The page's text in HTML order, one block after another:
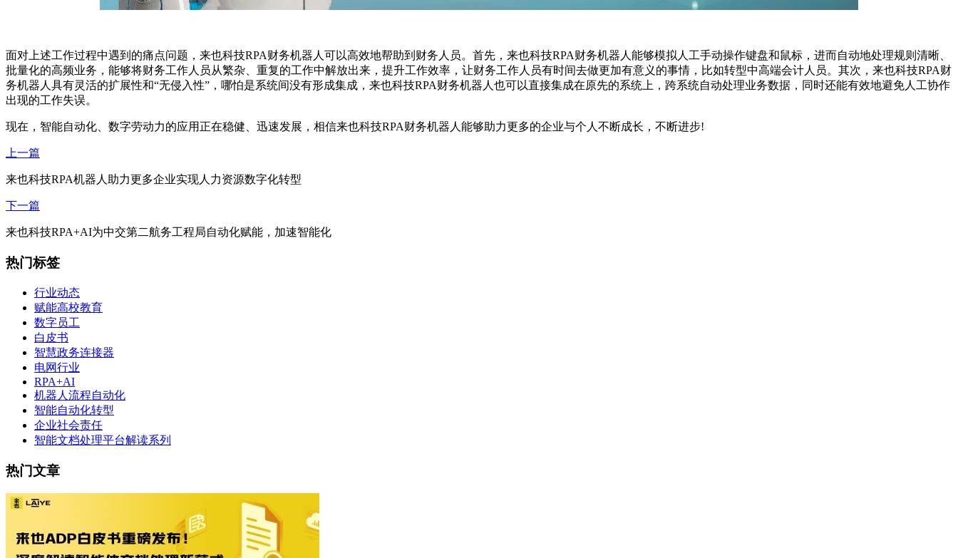
面对上述工作过程中遇到的痛点问题，来也科技RPA财务机器人可以高效地帮助到财务人员。首先，来也科技RPA财务机器人能够模拟人工手动操作键盘和鼠标，进而自动地处理规则清晰、
批量化的高频业务，能够将财务工作人员从繁杂、重复的工作中解放出来，提升工作效率，让财务工作人员有时间去做更加有意义的事情，比如转型中高端会计人员。其次，来也科技RPA财
务机器人具有灵活的扩展性和“无侵入性”，哪怕是系统间没有形成集成，来也科技RPA财务机器人也可以直接集成在原先的系统上，跨系统自动处理业务数据，同时还能有效地避免人工协作
出现的工作失误。
现在，智能自动化、数字劳动力的应用正在稳健、迅速发展，相信来也科技RPA财务机器人能够助力更多的企业与个人不断成长，不断进步!
上一篇
来也科技RPA机器人助力更多企业实现人力资源数字化转型
下一篇
来也科技RPA+AI为中交第二航务工程局自动化赋能，加速智能化
热门标签
行业动态
赋能高校教育
数字员工
白皮书
智慧政务连接器
电网行业
RPA+AI
机器人流程自动化
智能自动化转型
企业社会责任
智能文档处理平台解读系列
热门文章